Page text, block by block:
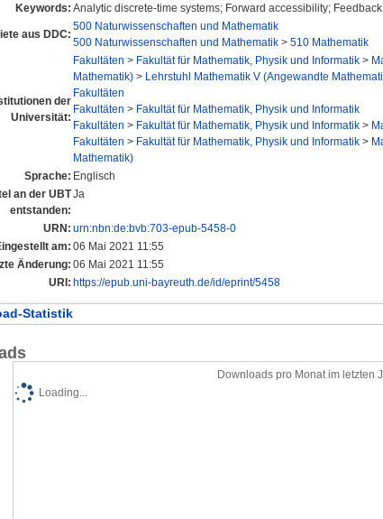
Keywords: Analytic discrete-time systems; Forward accessibility;
aus DDC:
500 Naturwissenschaften und Mathematik
500 Naturwissenschaften und Mathematik > 510 Mathematik
der
Universität:
Fakultäten > Fakultät für Mathematik, Physik und Informatik >
Mathematik) > Lehrstuhl Mathematik V (Angewandte
Fakultäten
Fakultäten > Fakultät für Mathematik, Physik und Informatik
Fakultäten > Fakultät für Mathematik, Physik und Informatik >
Fakultäten > Fakultät für Mathematik, Physik und Informatik >
Mathematik)
Sprache: Englisch
an der UBT
entstanden:
Ja
URN: urn:nbn:de:bvb:703-epub-5458-0
am: 06 Mai 2021 11:55
Änderung: 06 Mai 2021 11:55
URI: https://epub.uni-bayreuth.de/id/eprint/5458
Statistik
Downloads pro Monat im letzten
Loading...